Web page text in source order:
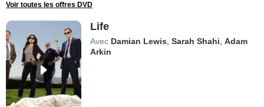
Voir toutes les offres DVD
Life
Avec Damian Lewis ,Sarah Shahi ,Adam
Arkin